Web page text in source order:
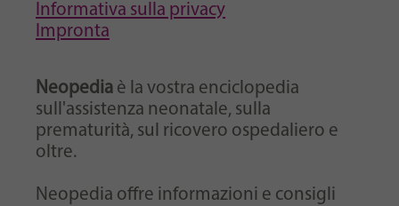
Informativa sulla privacy
Impronta
Neopedia è la vostra enciclopedia
sull'assistenza neonatale, sulla
prematurità, sul ricovero ospedaliero e
oltre.
Neopedia offre informazioni e consigli